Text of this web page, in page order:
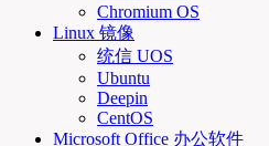
Chromium OS
Linux 镜像
统信 UOS
Ubuntu
Deepin
CentOS
Microsoft Office 办公软件